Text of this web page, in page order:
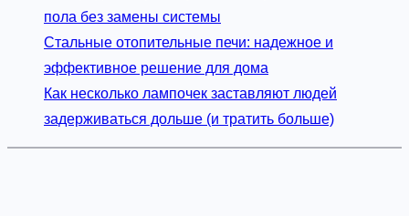
пола без замены системы
Стальные отопительные печи: надежное и
эффективное решение для дома
Как несколько лампочек заставляют людей
задерживаться дольше (и тратить больше)